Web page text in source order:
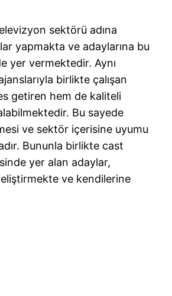
sektörü adına
yapmakta ve adaylarına bu
yer vermektedir. Aynı
birlikte çalışan
getiren hem de kaliteli
Bu sayede
ve sektör içerisine uyumu
Bununla birlikte cast
yer alan adaylar,
ve kendilerine